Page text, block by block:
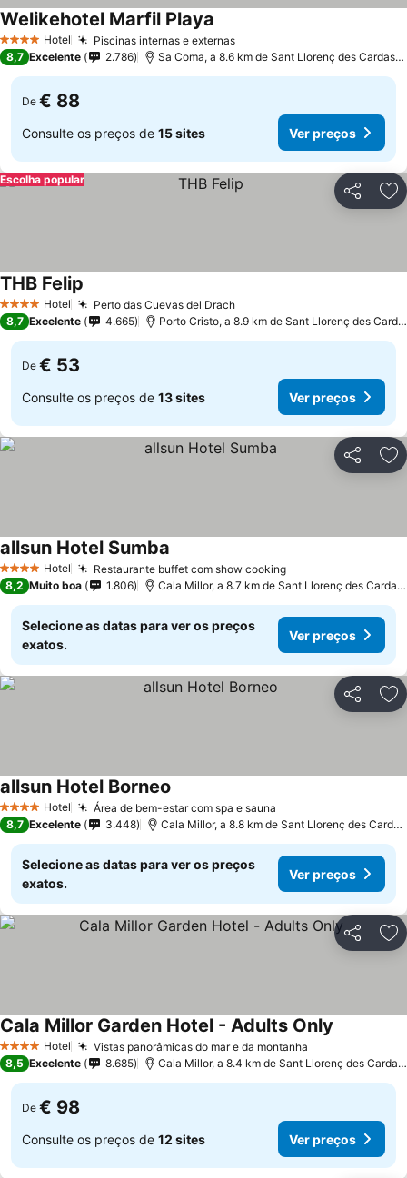
4 EstrelasHotel Piscinas internas e externasVer preços
Welikehotel Marfil Playa
8,7 Excelente 2.786 Sa Coma, a 8.6 km de Sant Llorenç des
De € 88
Consulte os preços de 15 sites Ver preços
Partilhar
Escolha popular
4 EstrelasHotel Perto das Cuevas del DrachVer preços
THB Felip
8,7 Excelente 4.665 Porto Cristo, a 8.9 km de Sant Llorenç des
De € 53
Consulte os preços de 13 sites Ver preços
Partilhar
4 EstrelasHotel Restaurante buffet com show cookingVer preços
allsun Hotel Sumba
8,2 Muito boa 1.806 Cala Millor, a 8.7 km de Sant Llorenç des
Selecione as datas para ver os preços
exatos.
Ver preços
Partilhar
4 EstrelasHotel Área de bem-estar com spa e sauna
allsun Hotel Borneo
8,7 Excelente 3.448 Cala Millor, a 8.8 km de Sant Llorenç des
Selecione as datas para ver os preços
exatos.
Ver preços
Partilhar
4 EstrelasHotel Vistas panorâmicas do mar e da montanha
Cala Millor Garden Hotel - Adults Only
8,5 Excelente 8.685 Cala Millor, a 8.4 km de Sant Llorenç des
De € 98
Consulte os preços de 12 sites Ver preços